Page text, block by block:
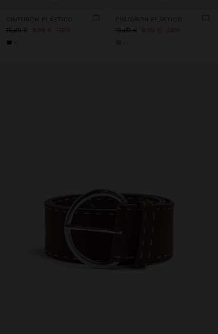
CINTURÓN ELÁSTICO
15,99 € 9,99 € 38%
CINTURÓN ELÁSTICO
15,99 € 9,99 € 38%